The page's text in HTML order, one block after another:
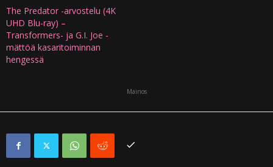
The Predator -arvostelu (4K
UHD Blu-ray) –
Transformers- ja G.I. Joe -
mättöä kasaritoiminnan
hengessä
Mainos